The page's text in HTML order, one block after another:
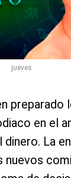
jueves
preparado
en el
dinero. La
nuevos